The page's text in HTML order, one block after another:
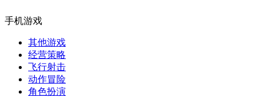
手机游戏
其他游戏
经营策略
飞行射击
动作冒险
角色扮演